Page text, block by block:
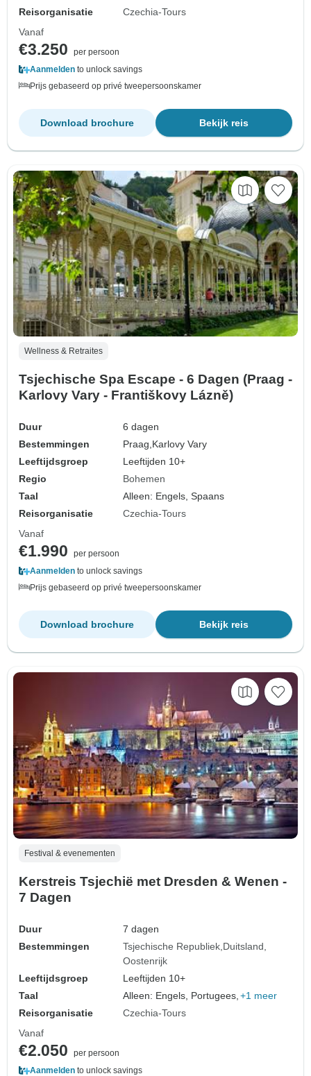
Reisorganisatie
Czechia-Tours
Vanaf
€3.250
per persoon
Aanmelden to unlock savings
Prijs gebaseerd op privé tweepersoonskamer
Bekijk reis
Download brochure
Wellness & Retraites
Tsjechische Spa Escape - 6 Dagen (Praag -
Karlovy Vary - Františkovy Lázně)
Duur
6 dagen
Bestemmingen
Praag,Karlovy Vary
Leeftijdsgroep
Leeftijden 10+
Regio
Bohemen
Taal
Alleen: Engels, Spaans
Reisorganisatie
Czechia-Tours
Vanaf
€1.990
per persoon
Aanmelden to unlock savings
Prijs gebaseerd op privé tweepersoonskamer
Bekijk reis
Download brochure
Festival & evenementen
Kerstreis Tsjechië met Dresden & Wenen -
7 Dagen
Duur
7 dagen
Bestemmingen
Tsjechische Republiek Duitsland
Oostenrijk
Leeftijdsgroep
Leeftijden 10+
Taal
Alleen: Engels, Portugees, +1 meer
Reisorganisatie
Czechia-Tours
Vanaf
€2.050
per persoon
Aanmelden to unlock savings